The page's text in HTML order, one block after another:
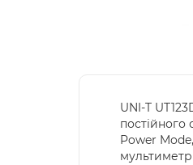
UNI-T
постійного
Power